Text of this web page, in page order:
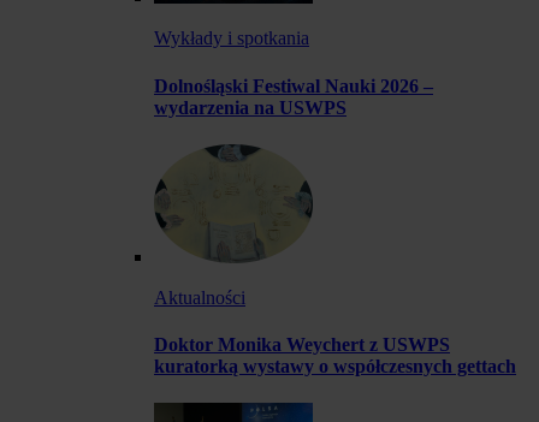
Wykłady i spotkania
Dolnośląski Festiwal Nauki 2026 –
wydarzenia na USWPS
Aktualności
Doktor Monika Weychert z USWPS
kuratorką wystawy o współczesnych gettach